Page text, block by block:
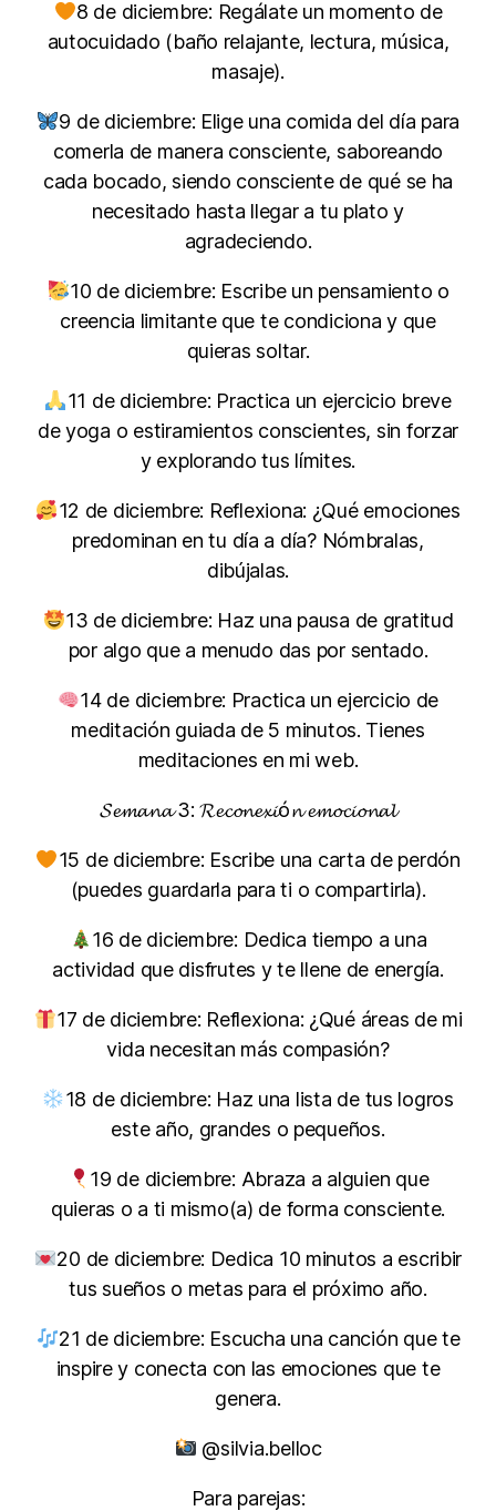
8 de diciembre: Regálate un momento de
autocuidado (baño relajante, lectura, música,
masaje).
9 de diciembre: Elige una comida del día para
comerla de manera consciente, saboreando
cada bocado, siendo consciente de qué se ha
necesitado hasta llegar a tu plato y
agradeciendo.
10 de diciembre: Escribe un pensamiento o
creencia limitante que te condiciona y que
quieras soltar.
11 de diciembre: Practica un ejercicio breve
de yoga o estiramientos conscientes, sin forzar
y explorando tus límites.
12 de diciembre: Reflexiona: ¿Qué emociones
predominan en tu día a día? Nómbralas,
dibújalas.
13 de diciembre: Haz una pausa de gratitud
por algo que a menudo das por sentado.
14 de diciembre: Practica un ejercicio de
meditación guiada de 5 minutos. Tienes
meditaciones en mi web.
𝓢𝓮𝓶𝓪𝓷𝓪 3: 𝓡𝓮𝓬𝓸𝓷𝓮𝔁𝓲ó𝓷 𝓮𝓶𝓸𝓬𝓲𝓸𝓷𝓪𝓵
15 de diciembre: Escribe una carta de perdón
(puedes guardarla para ti o compartirla).
16 de diciembre: Dedica tiempo a una
actividad que disfrutes y te llene de energía.
17 de diciembre: Reflexiona: ¿Qué áreas de mi
vida necesitan más compasión?
18 de diciembre: Haz una lista de tus logros
este año, grandes o pequeños.
19 de diciembre: Abraza a alguien que
quieras o a ti mismo(a) de forma consciente.
20 de diciembre: Dedica 10 minutos a escribir
tus sueños o metas para el próximo año.
21 de diciembre: Escucha una canción que te
inspire y conecta con las emociones que te
genera.
@silvia.belloc
Para parejas: